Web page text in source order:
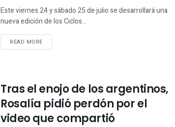
Este viernes 24 y sábado 25 de julio se desarrollará una
nueva edición de los Ciclos...
READ MORE
Tras el enojo de los argentinos,
Rosalía pidió perdón por el
video que compartió